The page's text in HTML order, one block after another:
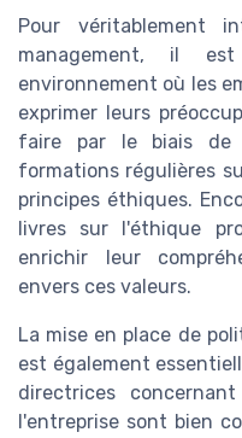
Pour véritablement
management, il
environnement où les
exprimer leurs
faire par le biais de
formations régulières
principes éthiques.
livres sur l'éthique
enrichir leur
envers ces valeurs.
La mise en place de
est également
directrices
l'entreprise sont bien